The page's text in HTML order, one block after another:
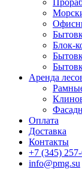
Блок-
Аренда
Оплата
Доставка
Контакты
+7 (345)
info@pmg.su